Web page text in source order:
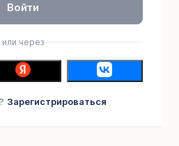
Войти
или через
Зарегистрироваться